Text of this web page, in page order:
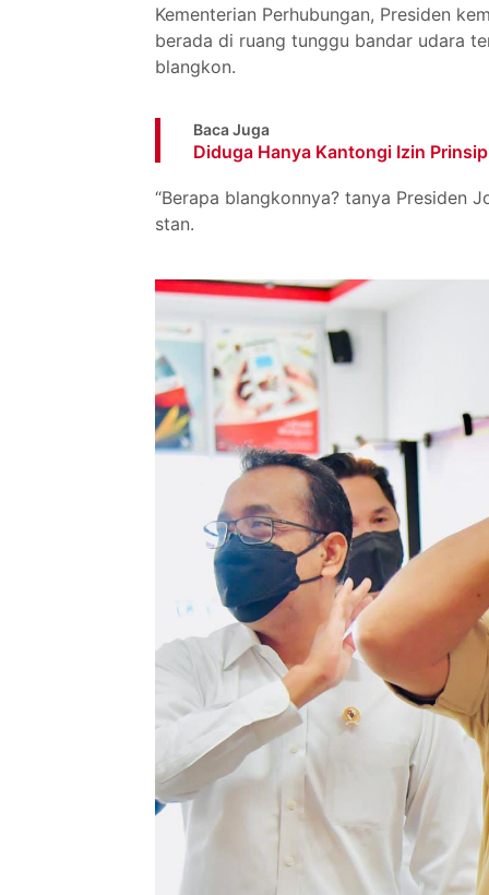
Kementerian Perhubungan, Presiden
berada di ruang tunggu bandar udara
blangkon.
Baca Juga
Diduga Hanya Kantongi Izin
“Berapa blangkonnya? tanya Presiden
stan.